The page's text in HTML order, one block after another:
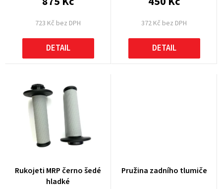
723 Kč bez DPH
DETAIL
372 Kč bez DPH
DETAIL
Rukojeti MRP černo šedé
hladké
Pružina zadního tlumiče